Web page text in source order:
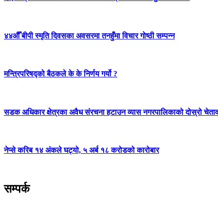
४४औँ बीपी स्मृति दिवसका अवसरमा तनहुँमा विचार गोष्ठी सम्पन्न
मन्त्रिपरिषद्को बैठकले के के निर्णय गर्यो ?
सडक अधिकार क्षेत्रका अवैध संरचना हटाउन व्यास नगरपालिकाको दोस्रो
नेप्से करिब १४ अंकले घट्यो, ५ अर्ब १८ करोडको कारोबार
सम्पर्क